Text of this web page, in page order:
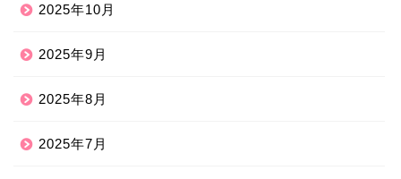
2025年10月
2025年9月
2025年8月
2025年7月